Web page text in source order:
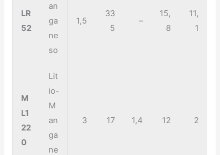
LR
52
an
ga
ne
so
1,5
33
5
–
15,
8
11,
1
M
L1
22
0
Lit
io-
M
an
ga
ne
3 17 1,4 12 2